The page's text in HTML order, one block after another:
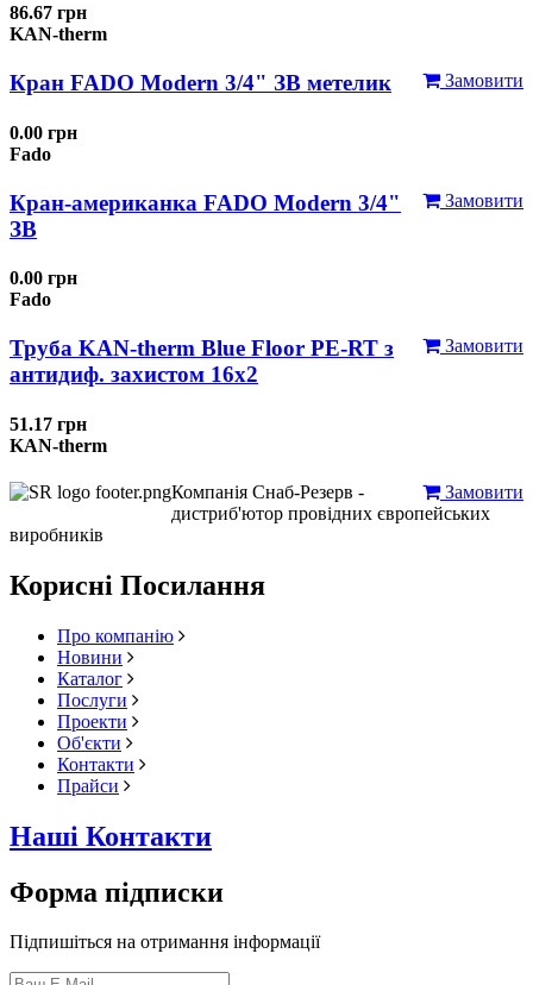
86.67 грн
KAN-therm
Замовити
Кран FADO Modern 3/4" ЗВ метелик
0.00 грн
Fado
Замовити
Кран-американка FADO Modern 3/4"
ЗВ
0.00 грн
Fado
Замовити
Труба KAN-therm Blue Floor PE-RT з
антидиф. захистом 16х2
51.17 грн
KAN-therm
Замовити
Компанія Снаб-Резерв -
дистриб'ютор провідних європейських
виробників
Корисні Посилання
Про компанію
Новини
Каталог
Послуги
Проекти
Об'єкти
Контакти
Прайси
Наші Контакти
Форма підписки
Підпишіться на отримання інформації